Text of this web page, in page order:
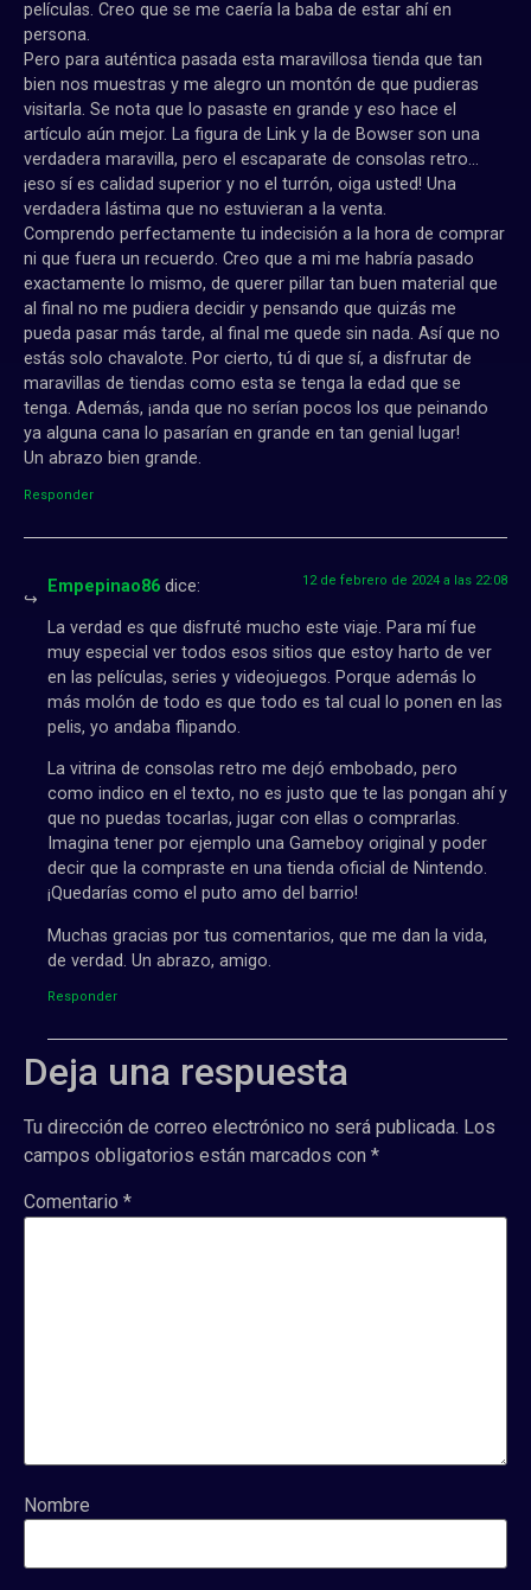
películas. Creo que se me caería la baba de estar ahí en
persona.
Pero para auténtica pasada esta maravillosa tienda que tan
bien nos muestras y me alegro un montón de que pudieras
visitarla. Se nota que lo pasaste en grande y eso hace el
artículo aún mejor. La figura de Link y la de Bowser son una
verdadera maravilla, pero el escaparate de consolas retro…
¡eso sí es calidad superior y no el turrón, oiga usted! Una
verdadera lástima que no estuvieran a la venta.
Comprendo perfectamente tu indecisión a la hora de comprar
ni que fuera un recuerdo. Creo que a mi me habría pasado
exactamente lo mismo, de querer pillar tan buen material que
al final no me pudiera decidir y pensando que quizás me
pueda pasar más tarde, al final me quede sin nada. Así que no
estás solo chavalote. Por cierto, tú di que sí, a disfrutar de
maravillas de tiendas como esta se tenga la edad que se
tenga. Además, ¡anda que no serían pocos los que peinando
ya alguna cana lo pasarían en grande en tan genial lugar!
Un abrazo bien grande.
Responder
Empepinao86 dice: 12 de febrero de 2024 a las 22:08
La verdad es que disfruté mucho este viaje. Para mí fue
muy especial ver todos esos sitios que estoy harto de ver
en las películas, series y videojuegos. Porque además lo
más molón de todo es que todo es tal cual lo ponen en las
pelis, yo andaba flipando.
La vitrina de consolas retro me dejó embobado, pero
como indico en el texto, no es justo que te las pongan ahí y
que no puedas tocarlas, jugar con ellas o comprarlas.
Imagina tener por ejemplo una Gameboy original y poder
decir que la compraste en una tienda oficial de Nintendo.
¡Quedarías como el puto amo del barrio!
Muchas gracias por tus comentarios, que me dan la vida,
de verdad. Un abrazo, amigo.
Responder
Deja una respuesta
Tu dirección de correo electrónico no será publicada. Los
campos obligatorios están marcados con *
Comentario *
Nombre